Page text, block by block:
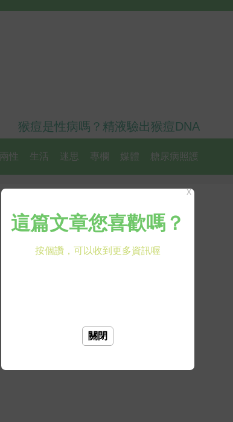
猴痘是性病嗎？精液驗出猴痘DNA
兩性 生活 迷思 專欄 媒體 糖尿病照護
X
關閉